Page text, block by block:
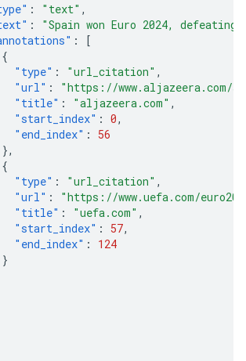
: "text" ,
:
"Spain won Euro 2024,
:
[
{
"type" : "url_citation" ,
"url" :
"https://www.aljazeera.com/
"title" : "aljazeera.com" ,
"start_index" : 0,
"end_index" :
56
},
{
"type" : "url_citation" ,
"url" :
"https://www.uefa.com/
"title" : "uefa.com" ,
"start_index" : 57,
"end_index" :
124
}